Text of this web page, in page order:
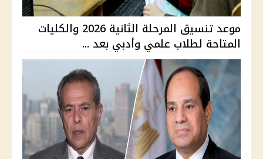
موعد تنسيق المرحلة الثانية 2026 والكليات
المتاحة لطلاب علمي وأدبي بعد ...